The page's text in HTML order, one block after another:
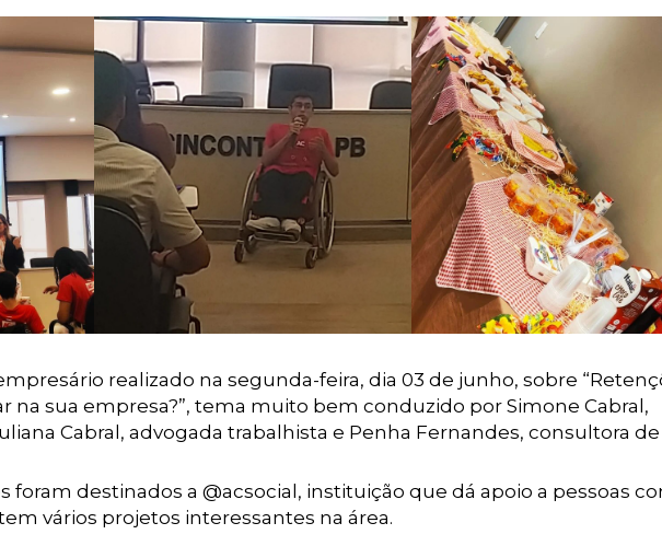
realizado na segunda-feira, dia 03 de junho, sobre
na sua empresa?”, tema muito bem conduzido por Simone Cabral,
Cabral, advogada trabalhista e Penha Fernandes, consultora de
foram destinados a @acsocial, instituição que dá apoio a pessoas
vários projetos interessantes na área.